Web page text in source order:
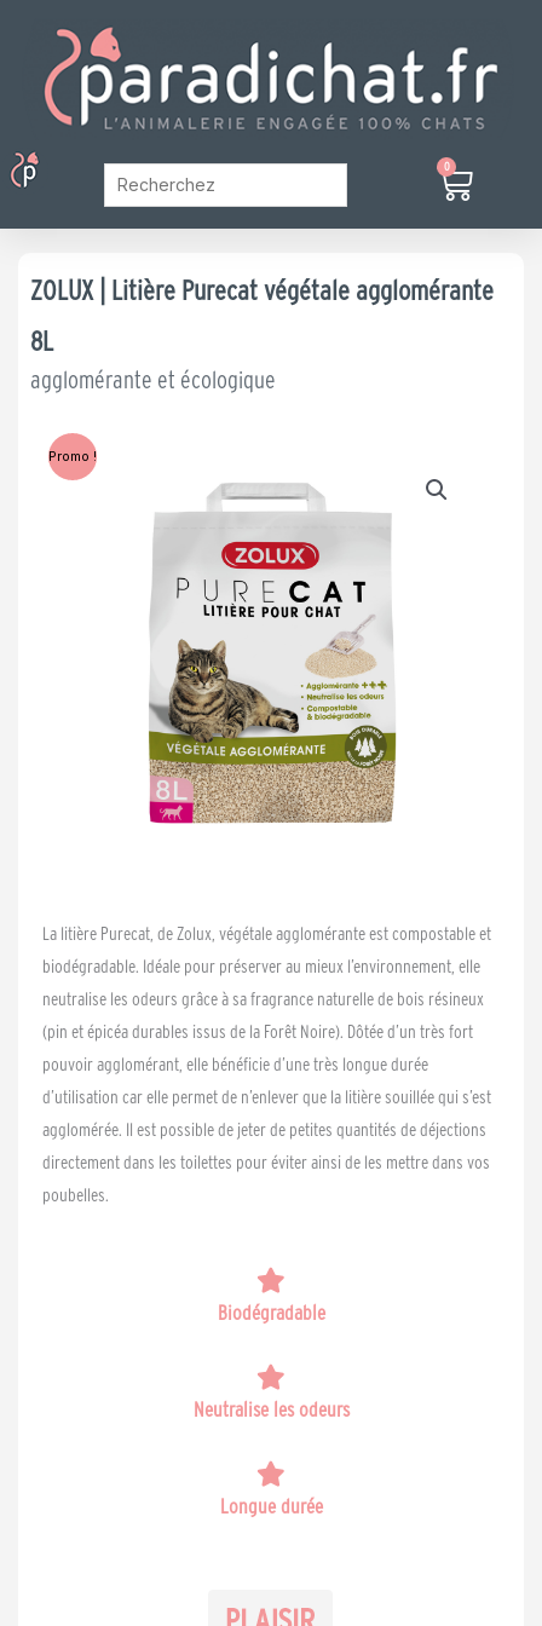
contenu
Menu 0
Panier
ZOLUX | Litière Purecat végétale agglomérante
8L
agglomérante et écologique
Promo !
La litière Purecat, de Zolux, végétale agglomérante est compostable et
biodégradable. Idéale pour préserver au mieux l’environnement, elle
neutralise les odeurs grâce à sa fragrance naturelle de bois résineux
(pin et épicéa durables issus de la Forêt Noire). Dôtée d’un très fort
pouvoir agglomérant, elle bénéficie d’une très longue durée
d’utilisation car elle permet de n’enlever que la litière souillée qui s’est
agglomérée. Il est possible de jeter de petites quantités de déjections
directement dans les toilettes pour éviter ainsi de les mettre dans vos
poubelles.
Biodégradable
Neutralise les odeurs
Longue durée